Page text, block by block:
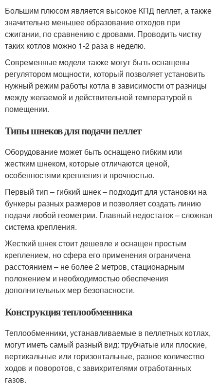
Большим плюсом является высокое КПД пеллет, а также
значительно меньшее образование отходов при
сжигании, по сравнению с дровами. Проводить чистку
таких котлов можно 1-2 раза в неделю.
Современные модели также могут быть оснащены
регулятором мощности, который позволяет установить
нужный режим работы котла в зависимости от разницы
между желаемой и действительной температурой в
помещении.
Типы шнеков для подачи пеллет
Оборудование может быть оснащено гибким или
жестким шнеком, которые отличаются ценой,
особенностями крепления и прочностью.
Первый тип – гибкий шнек – подходит для установки на
бункеры разных размеров и позволяет создать линию
подачи любой геометрии. Главный недостаток – сложная
система крепления.
Жесткий шнек стоит дешевле и оснащен простым
креплением, но сфера его применения ограничена
расстоянием – не более 2 метров, стационарным
положением и необходимостью обеспечения
дополнительных мер безопасности.
Конструкция теплообменника
Теплообменники, устанавливаемые в пеллетных котлах,
могут иметь самый разный вид: трубчатые или плоские,
вертикальные или горизонтальные, разное количество
ходов и поворотов, с завихрителями отработанных
газов.